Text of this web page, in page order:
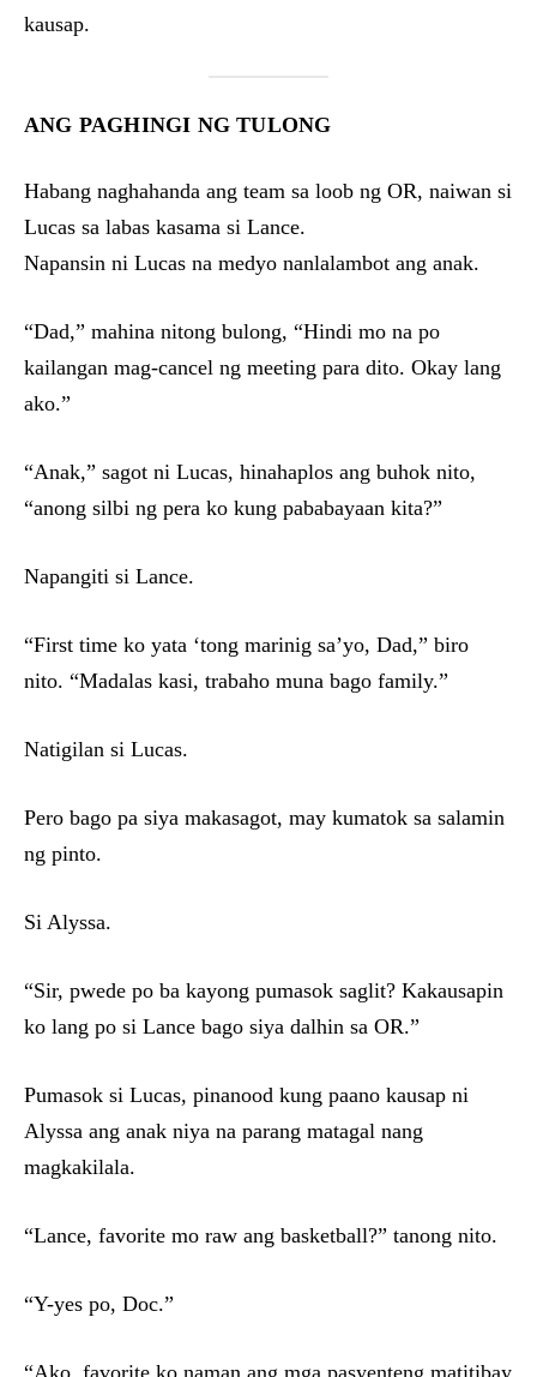
kausap.
ANG PAGHINGI NG TULONG
Habang naghahanda ang team sa loob ng OR, naiwan si
Lucas sa labas kasama si Lance.
Napansin ni Lucas na medyo nanlalambot ang anak.
“Dad,” mahina nitong bulong, “Hindi mo na po
kailangan mag-cancel ng meeting para dito. Okay lang
ako.”
“Anak,” sagot ni Lucas, hinahaplos ang buhok nito,
“anong silbi ng pera ko kung pababayaan kita?”
Napangiti si Lance.
“First time ko yata ‘tong marinig sa’yo, Dad,” biro
nito. “Madalas kasi, trabaho muna bago family.”
Natigilan si Lucas.
Pero bago pa siya makasagot, may kumatok sa salamin
ng pinto.
Si Alyssa.
“Sir, pwede po ba kayong pumasok saglit? Kakausapin
ko lang po si Lance bago siya dalhin sa OR.”
Pumasok si Lucas, pinanood kung paano kausap ni
Alyssa ang anak niya na parang matagal nang
magkakilala.
“Lance, favorite mo raw ang basketball?” tanong nito.
“Y-yes po, Doc.”
“Ako, favorite ko naman ang mga pasyenteng matitibay